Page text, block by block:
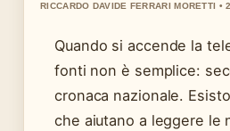
RICCARDO DAVIDE FERRARI MORETTI
Quando si accende la
fonti non è semplice:
cronaca nazionale.
che aiutano a leggere le